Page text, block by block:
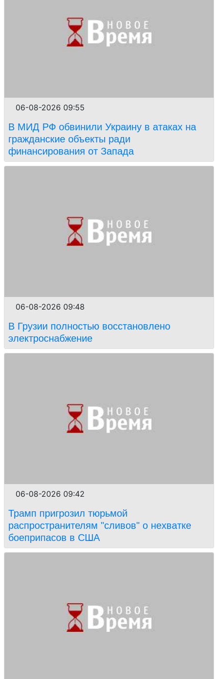
06-08-2026 09:55
В МИД РФ обвинили Украину в атаках на
гражданские объекты ради
финансирования от Запада
06-08-2026 09:48
В Грузии полностью восстановлено
электроснабжение
06-08-2026 09:42
Трамп пригрозил тюрьмой
распространителям "сливов" о нехватке
боеприпасов в США